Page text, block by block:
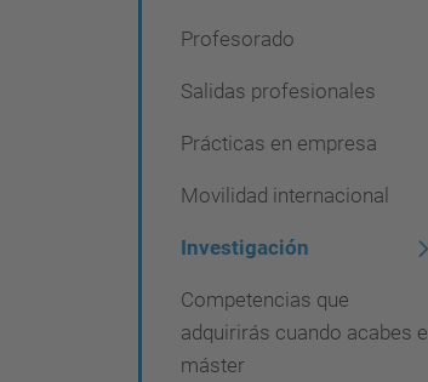
Profesorado
Salidas profesionales
Prácticas en empresa
Movilidad internacional
Investigación
Competencias que
adquirirás cuando acabes el
máster